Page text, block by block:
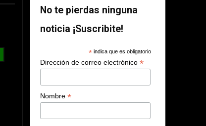
No te pierdas ninguna
noticia ¡Suscribite!
*indica que es obligatorio
Dirección de correo electrónico*
Nombre*